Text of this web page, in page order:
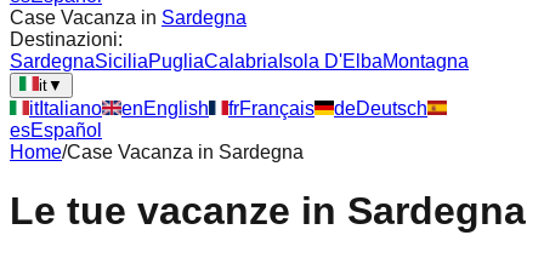
Case Vacanza in Sardegna
Destinazioni:
SardegnaSiciliaPugliaCalabria Isola D'ElbaMontagna
it▼
itItaliano enEnglish frFrançais deDeutsch
esEspañol
Home/Case Vacanza in Sardegna
Le tue vacanze in Sardegna